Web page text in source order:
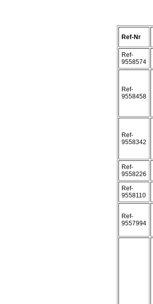
Ref-Nr
Ref-
9558574
Ref-
9558458
Ref-
9558342
Ref-
9558226
Ref-
9558110
Ref-
9557994